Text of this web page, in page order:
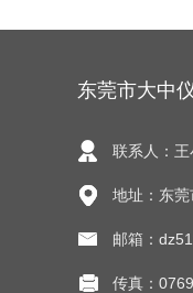
东莞市大中
联系人：王
地址：东
邮箱：
传真：